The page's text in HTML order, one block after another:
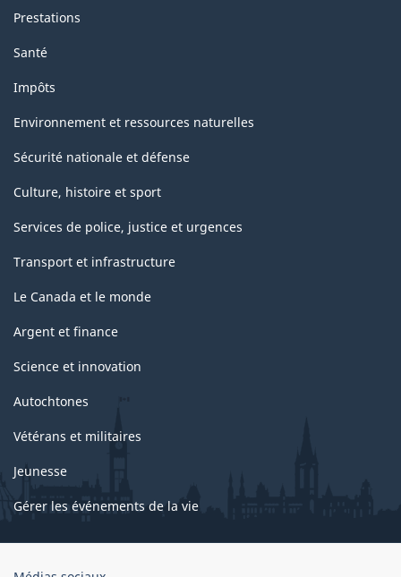
Prestations
Santé
Impôts
Environnement et ressources naturelles
Sécurité nationale et défense
Culture, histoire et sport
Services de police, justice et urgences
Transport et infrastructure
Le Canada et le monde
Argent et finance
Science et innovation
Autochtones
Vétérans et militaires
Jeunesse
Gérer les événements de la vie